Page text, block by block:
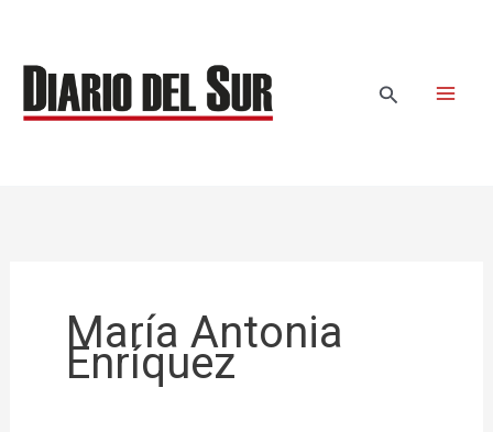
contenido
Buscar
María Antonia
Enríquez